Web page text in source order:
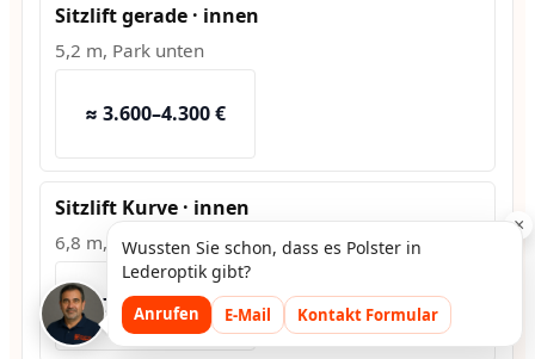
Sitzlift gerade · innen
5,2 m, Park unten
≈ 3.600–4.300 €
Sitzlift Kurve · innen
6,8 m, 2 Kurven
≈ 7.500–9.200 €
×
Wussten Sie schon, dass es Polster in
Lederoptik gibt?
Anrufen E-Mail Kontakt Formular